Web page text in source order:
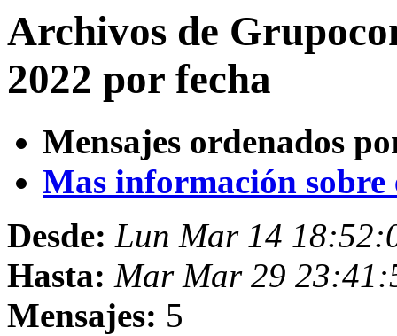
Archivos de
2022 por fecha
Mensajes ordenados
Mas información sobre
Desde: Lun Mar 14
Hasta: Mar Mar 29
Mensajes: 5